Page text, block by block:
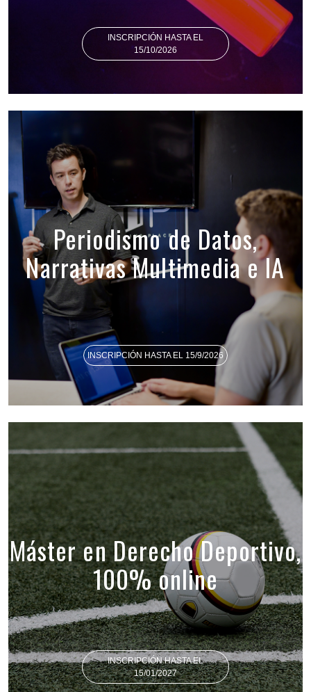
INSCRIPCIÓN HASTA EL
15/10/2026
Periodismo de Datos,
Narrativas Multimedia e IA
INSCRIPCIÓN HASTA EL 15/9/2026
Máster en Derecho Deportivo,
100% online
INSCRIPCIÓN HASTA EL
15/01/2027